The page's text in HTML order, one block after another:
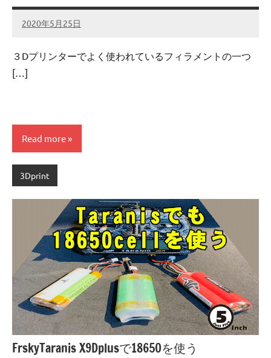
2020年5月25日
admin
No
３Dプリンターでよく使われているフィラメントの一つ
[…]
Read more
3Dprint
FrskyTaranis X9Dplusで18650を使う